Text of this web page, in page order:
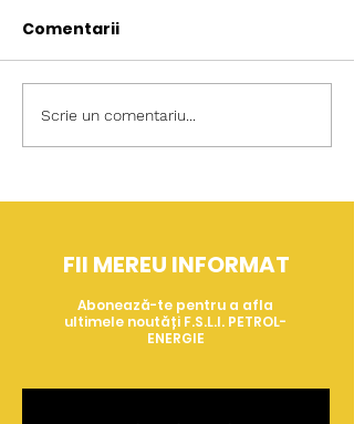
IMPACTUL FONDULUI
EUROPEAN PENTRU
ASUPRA SECTORULUI
ROMÂNIA
🌸
Comentarii
Scrie un comentariu...
FII MEREU INFORMAT
Abonează-te pentru a afla
ultimele noutăți F.S.L.I. PETROL-
ENERGIE